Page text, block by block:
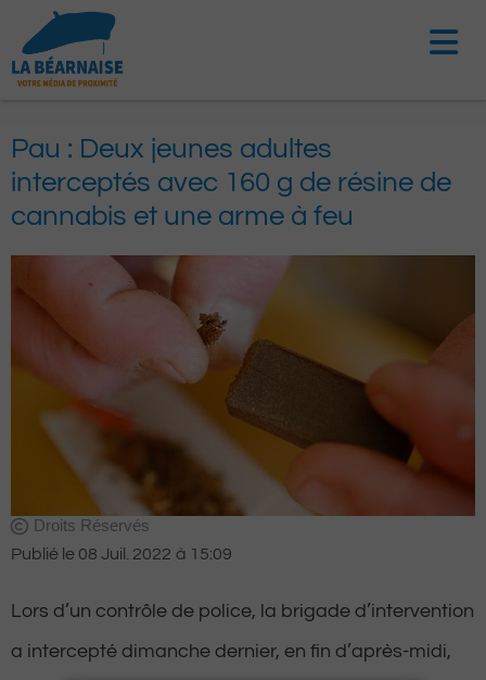
contenu
Pau : Deux jeunes adultes
interceptés avec 160 g de résine de
cannabis et une arme à feu
Droits Réservés
Publié le 08 Juil. 2022 à 15:09
Lors d’un contrôle de police, la brigade d’intervention
a intercepté dimanche dernier, en fin d’après-midi,